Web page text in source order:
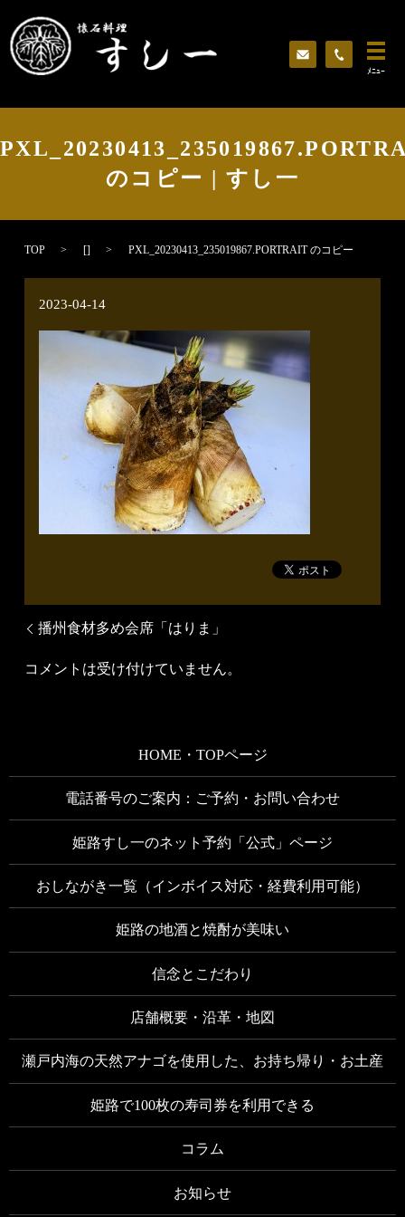
ﾒﾆｭｰ
のコピー | すし一
TOP [] PXL_20230413_235019867.PORTRAIT のコピー
2023-04-14
播州食材多め会席「はりま」
コメントは受け付けていません。
HOME・TOPページ
電話番号のご案内：ご予約・お問い合わせ
姫路すし一のネット予約「公式」ページ
おしながき一覧（インボイス対応・経費利用可能）
姫路の地酒と焼酎が美味い
信念とこだわり
店舗概要・沿革・地図
瀬戸内海の天然アナゴを使用した、お持ち帰り・お土産
姫路で100枚の寿司券を利用できる
コラム
お知らせ